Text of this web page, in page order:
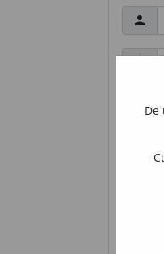
person
De